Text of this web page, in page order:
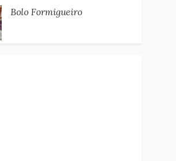
Bolo Formigueiro